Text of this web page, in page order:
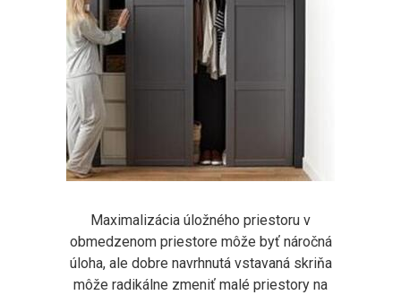
Maximalizácia úložného priestoru v
obmedzenom priestore môže byť náročná
úloha, ale dobre navrhnutá vstavaná skriňa
môže radikálne zmeniť malé priestory na